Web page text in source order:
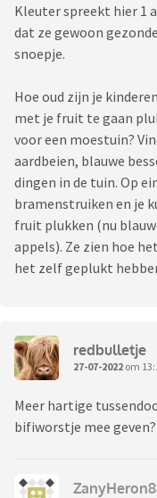
Kleuter spreekt hier 1
dat ze gewoon
snoepje.
Hoe oud zijn je
met je fruit te gaan
voor een moestuin?
aardbeien, blauwe
dingen in de tuin. Op
bramenstruiken en je
fruit plukken (nu
appels). Ze zien hoe
het zelf geplukt
redbulletje
27-07-2022 om
Meer hartige
bifiworstje mee geven?